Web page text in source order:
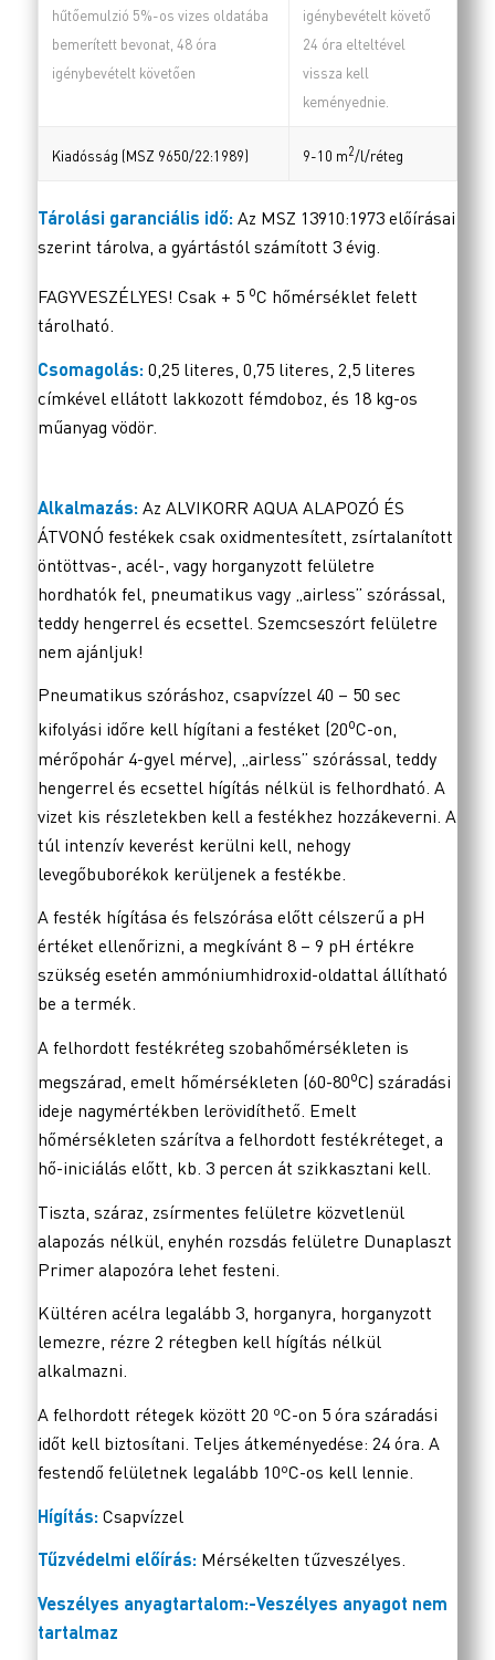
hűtőemulzió 5%-os vizes oldatába
bemerített bevonat, 48 óra
igénybevételt követően
igénybevételt követő
24 óra elteltével
vissza kell
keményednie.
Kiadósság (MSZ 9650/22:1989) 9-10 m2/l/réteg
Tárolási garanciális idő: Az MSZ 13910:1973 előírásai
szerint tárolva, a gyártástól számított 3 évig.
FAGYVESZÉLYES! Csak + 5 oC hőmérséklet felett
tárolható.
Csomagolás: 0,25 literes, 0,75 literes, 2,5 literes
címkével ellátott lakkozott fémdoboz, és 18 kg-os
műanyag vödör.
Alkalmazás: Az ALVIKORR AQUA ALAPOZÓ ÉS
ÁTVONÓ festékek csak oxidmentesített, zsírtalanított
öntöttvas-, acél-, vagy horganyzott felületre
hordhatók fel, pneumatikus vagy „airless” szórással,
teddy hengerrel és ecsettel. Szemcseszórt felületre
nem ajánljuk!
Pneumatikus szóráshoz, csapvízzel 40 – 50 sec
kifolyási időre kell hígítani a festéket (20oC-on,
mérőpohár 4-gyel mérve), „airless” szórással, teddy
hengerrel és ecsettel hígítás nélkül is felhordható. A
vizet kis részletekben kell a festékhez hozzákeverni. A
túl intenzív keverést kerülni kell, nehogy
levegőbuborékok kerüljenek a festékbe.
A festék hígítása és felszórása előtt célszerű a pH
értéket ellenőrizni, a megkívánt 8 – 9 pH értékre
szükség esetén ammóniumhidroxid-oldattal állítható
be a termék.
A felhordott festékréteg szobahőmérsékleten is
megszárad, emelt hőmérsékleten (60-80oC) száradási
ideje nagymértékben lerövidíthető. Emelt
hőmérsékleten szárítva a felhordott festékréteget, a
hő-iniciálás előtt, kb. 3 percen át szikkasztani kell.
Tiszta, száraz, zsírmentes felületre közvetlenül
alapozás nélkül, enyhén rozsdás felületre Dunaplaszt
Primer alapozóra lehet festeni.
Kültéren acélra legalább 3, horganyra, horganyzott
lemezre, rézre 2 rétegben kell hígítás nélkül
alkalmazni.
A felhordott rétegek között 20 ºC-on 5 óra száradási
időt kell biztosítani. Teljes átkeményedése: 24 óra. A
festendő felületnek legalább 10ºC-os kell lennie.
Hígítás: Csapvízzel
Tűzvédelmi előírás: Mérsékelten tűzveszélyes.
Veszélyes anyagtartalom:-Veszélyes anyagot nem
tartalmaz